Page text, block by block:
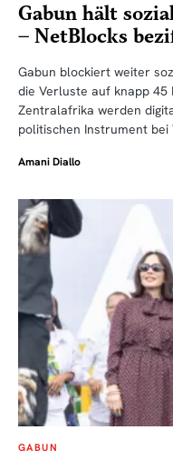
Gabun hält
– NetBlocks
Gabun blockiert weiter
die Verluste auf knapp 45
Zentralafrika werden
politischen Instrument
Amani Diallo
GABUN